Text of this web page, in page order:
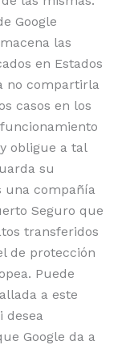
Google
las
en Estados
no compartirla
casos en los
obligue a tal
su
una compañía
Seguro que
transferidos
de protección
Puede
a este
desea
Google da a